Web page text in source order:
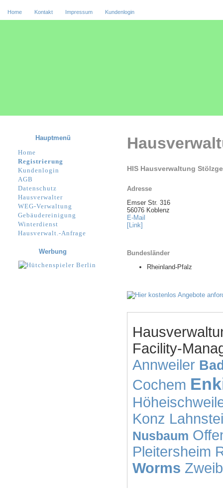
Home Kontakt Impressum Kundenlogin
HIS Hausverwaltung
Adresse
Emser Str. 316
56076 Koblenz
E-Mail
[Link]
Bundesländer
Rheinland-Pfalz
Facility-
Annweiler
Cochem
Konz
Nusbaum
Pleitersheim
Worms
Hauptmenü
Home
Registrierung
Kundenlogin
AGB
Datenschutz
Hausverwalter
WEG-Verwaltung
Gebäudereinigung
Winterdienst
Hausverwalt.-Anfrage
Werbung